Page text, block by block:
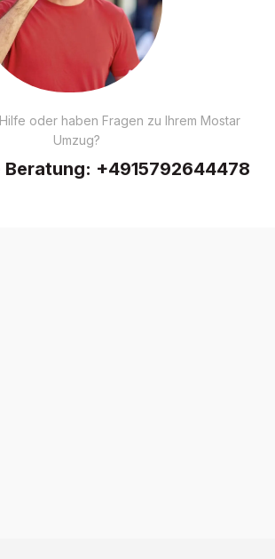
oder haben Fragen zu Ihrem Mostar
Umzug?
Beratung: +4915792644478